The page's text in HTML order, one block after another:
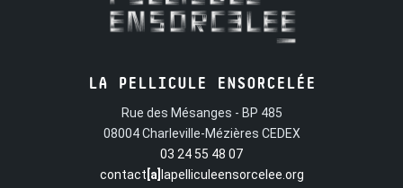
LA PELLICULE ENSORCELÉE
Rue des Mésanges - BP 485
08004 Charleville-Mézières CEDEX
03 24 55 48 07
contact [a] lapelliculeensorcelee.org